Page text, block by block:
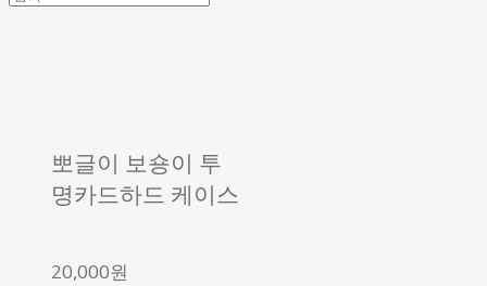
뽀글이 보숑이 투
명카드하드 케이스
20,000원